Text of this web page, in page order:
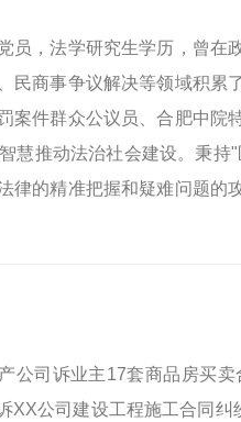
员，法学研究生学历，曾在
民商事争议解决等领域积累
案件群众公议员、合肥中
慧推动法治社会建设。秉
律的精准把握和疑难问题的
公司诉业主17套商品房买
XX公司建设工程施工合同